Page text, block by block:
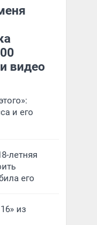
видео
и его
летняя
его
из